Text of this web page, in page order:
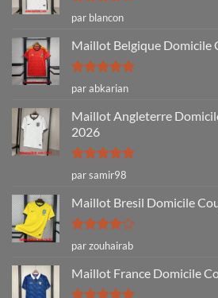
Note4
sur 5
par blancon
Maillot Belgique Domicile
Note5sur
5
par abkarian
Maillot Angleterre
2026
Note5sur
5
par samir98
Maillot Bresil Domicile
Note4
sur 5
par zouhairab
Maillot France Domicile